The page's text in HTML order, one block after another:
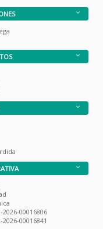
00016806
00016841